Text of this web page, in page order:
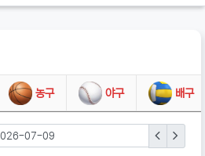
농구 야구 배구